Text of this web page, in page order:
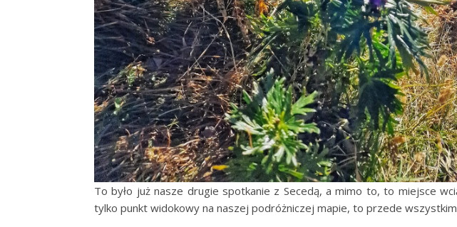
To było już nasze drugie spotkanie z Secedą, a mimo to, to miejsce
tylko punkt widokowy na naszej podróżniczej mapie, to przede